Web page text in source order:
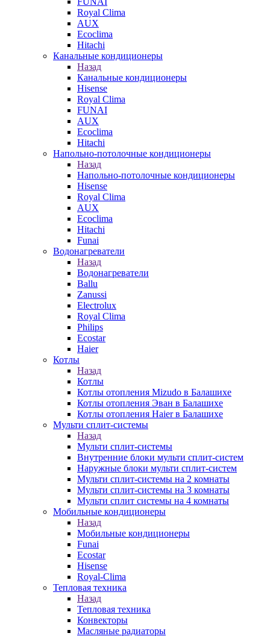
Royal Clima
AUX
Ecoclima
Hitachi
Канальные кондиционеры
Назад
Канальные кондиционеры
Hisense
Royal Clima
FUNAI
AUX
Ecoclima
Hitachi
Напольно-потолочные кондиционеры
Назад
Напольно-потолочные кондиционеры
Hisense
Royal Clima
AUX
Ecoclima
Hitachi
Funai
Водонагреватели
Назад
Водонагреватели
Ballu
Zanussi
Electrolux
Royal Clima
Philips
Ecostar
Haier
Котлы
Назад
Котлы
Котлы отопления Mizudo в Балашихе
Котлы отопления Эван в Балашихе
Котлы отопления Haier в Балашихе
Мульти сплит-системы
Назад
Мульти сплит-системы
Внутренние блоки мульти сплит-систем
Наружные блоки мульти сплит-систем
Мульти сплит-системы на 2 комнаты
Мульти сплит-системы на 3 комнаты
Мульти сплит системы на 4 комнаты
Мобильные кондиционеры
Назад
Мобильные кондиционеры
Funai
Ecostar
Hisense
Royal-Clima
Тепловая техника
Назад
Тепловая техника
Конвекторы
Масляные радиаторы